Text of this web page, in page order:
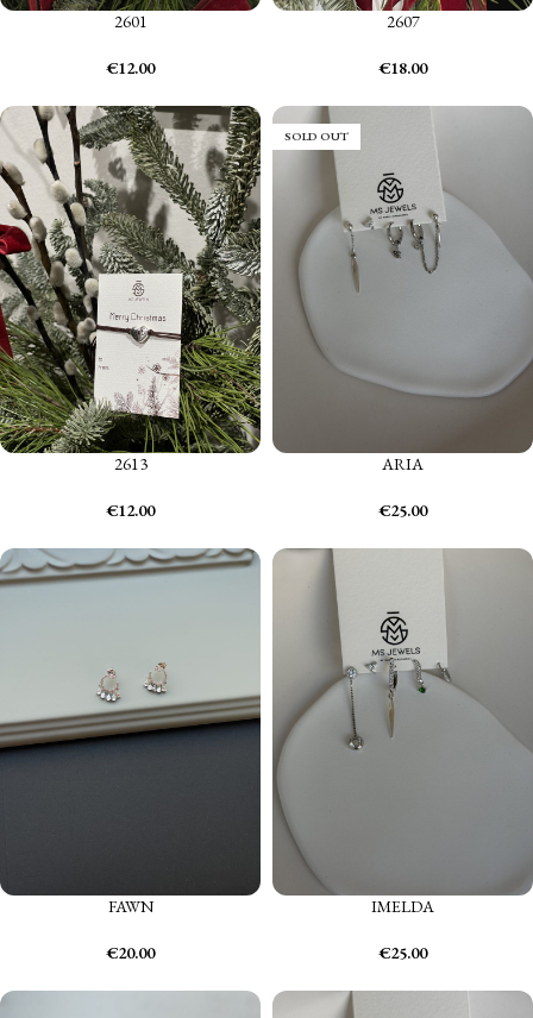
2601
€12.00
2607
€18.00
2613
€12.00
SOLD OUT
ARIA
€25.00
FAWN
€20.00
IMELDA
€25.00